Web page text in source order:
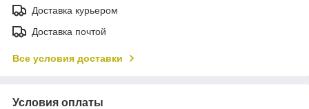
Доставка курьером
Доставка почтой
Все условия доставки
Условия оплаты